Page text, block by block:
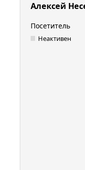
Алексей
Посетитель
Неактивен